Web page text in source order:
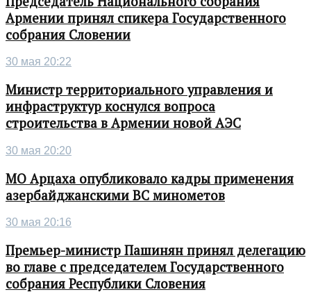
Армении принял спикера Государственного
собрания Словении
30 мая 20:22
Министр территориального управления и
инфраструктур коснулся вопроса
строительства в Армении новой АЭС
30 мая 20:20
МО Арцаха опубликовало кадры применения
азербайджанскими ВС минометов
30 мая 20:16
Премьер-министр Пашинян принял делегацию
во главе с председателем Государственного
собрания Республики Словения